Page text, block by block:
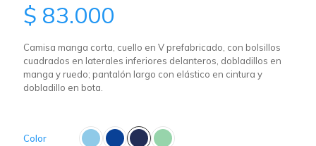
$ 83.000
Camisa manga corta, cuello en V prefabricado, con bolsillos
cuadrados en laterales inferiores delanteros, dobladillos en
manga y ruedo; pantalón largo con elástico en cintura y
dobladillo en bota.
Color